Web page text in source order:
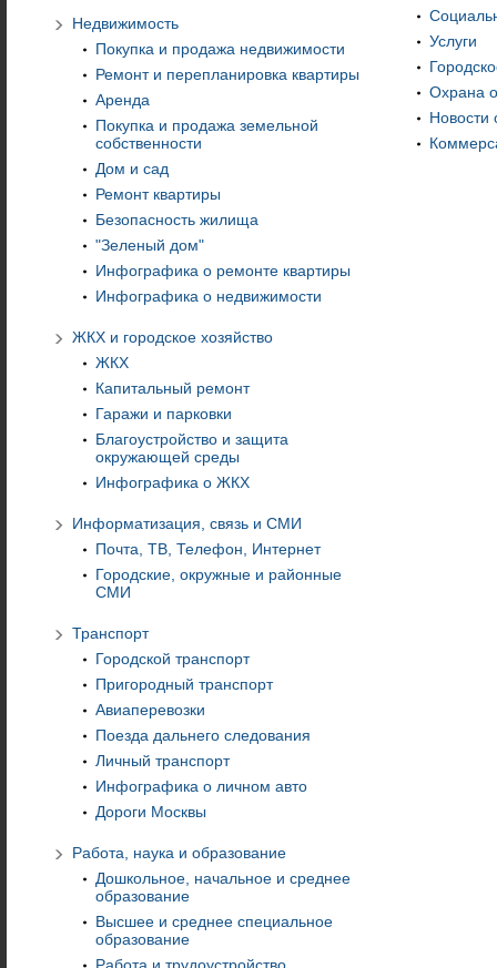
Недвижимость
Покупка и продажа недвижимости
Ремонт и перепланировка квартиры
Аренда
Покупка и продажа земельной
собственности
Дом и сад
Ремонт квартиры
Безопасность жилища
"Зеленый дом"
Инфографика о ремонте квартиры
Инфографика о недвижимости
ЖКХ и городское хозяйство
ЖКХ
Капитальный ремонт
Гаражи и парковки
Благоустройство и защита
окружающей среды
Инфографика о ЖКХ
Информатизация, связь и СМИ
Почта, ТВ, Телефон, Интернет
Городские, окружные и районные
СМИ
Транспорт
Городской транспорт
Пригородный транспорт
Авиаперевозки
Поезда дальнего следования
Личный транспорт
Инфографика о личном авто
Дороги Москвы
Работа, наука и образование
Дошкольное, начальное и среднее
образование
Высшее и среднее специальное
образование
Работа и трудоустройство
Услуги
Охрана
Новости